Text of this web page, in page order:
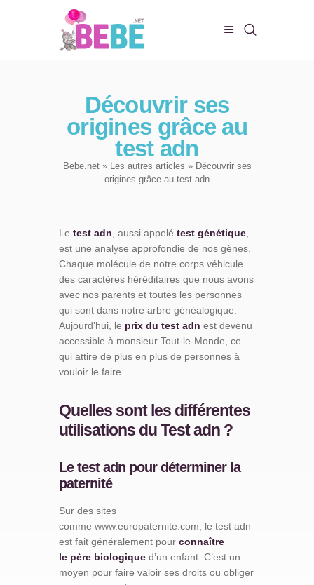
Découvrir ses
origines grâce au
test adn
Bebe.net» Les autres articles » Découvrir ses
origines grâce au test adn
CHAMBRE DE BEBE
BIEN-ÊTRE
ALIMENTATION
EVEIL ET JEUX
CONFORT DE BÉBÉ
Le test adn , aussi appelé test génétique
est une analyse approfondie de nos gènes.
Chaque molécule de notre corps véhicule
des caractères héréditaires que nous avons
avec nos parents et toutes les personnes
qui sont dans notre arbre généalogique.
Aujourd’hui, le prix du test adn est devenu
accessible à monsieur Tout-le-Monde, ce
qui attire de plus en plus de personnes à
vouloir le faire.
Quelles sont les différentes
utilisations du Test adn ?
Le test adn pour déterminer la
paternité
Sur des sites
comme www.europaternite.com, le test adn
est fait généralement pour connaître
le père biologique d’un enfant. C’est un
moyen pour faire valoir ses droits ou obliger